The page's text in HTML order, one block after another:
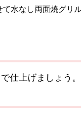
水なし両面焼グリ
仕上げましょう。